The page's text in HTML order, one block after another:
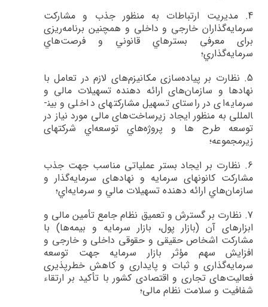
4.
مديريت ارتباطات به منظور جذب و مشاركت
سرمايه‌گذاران خارجي و داخلي و همچنين برنامه‌ريزي
براي معرفي بسترهاي قانوني و فرصت‌هاي
سرمايه‌گذاري؛
5. نظارت بر پياده‌سازي مكانيزم‌هاي لازم در تعامل با
نهادها و سازمان‌هاي ارائه دهنده تسهيلات مالي و
سرمايه‌اي در راستاي تسهيل مشاركت­هاي داخلي و بين­
المللي به منظور ايجاد زيرساخت‌هاي مالي مورد نياز در
توسعه طرح ها و پروژه‌هاي توسعه‌اي شركت­های
زیرمجموعه؛
6. نظارت بر ايجاد بستر عملياتي مناسب جهت جذب
مشاركت كانون­هاي سرمايه و نهادهاي سرمايه‌گذار و
سازمان‌هاي ارائه دهنده تسهيلات مالي و سرمايه‌اي؛
7. نظارت بر گسترش و تعميق نظام جامع تأمين مالی و
ابزارهای آن (بازار پول، بازار سرمايه و بيمه‌ها) با
مشارکت اشخاص حقيقی و حقوقی داخلی و خارجی و
افزايش سهم مؤثر بازار سرمايه جهت توسعه
سرمايه‌گذاری و ثبات و پايداری و کاهش خطرپذيری
فعاليت‌های تجاری و اقتصادی کشور با تأکيد بر ارتقاء
شفافيت و سلامت نظام مالی؛